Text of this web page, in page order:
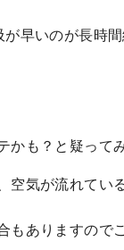
早いのが長時
も？と疑って
気が流れてい
ありますので